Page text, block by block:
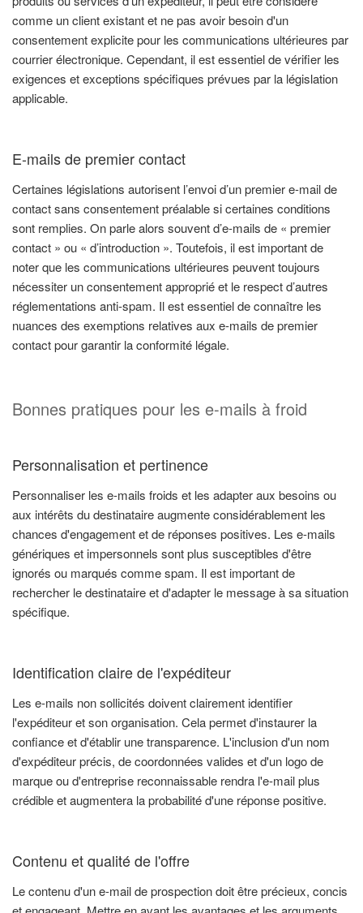
comme un client existant et ne pas avoir besoin d'un
consentement explicite pour les communications ultérieures par
courrier électronique. Cependant, il est essentiel de vérifier les
exigences et exceptions spécifiques prévues par la législation
applicable.
E-mails de premier contact
Certaines législations autorisent l’envoi d’un premier e-mail de
contact sans consentement préalable si certaines conditions
sont remplies. On parle alors souvent d’e-mails de « premier
contact » ou « d’introduction ». Toutefois, il est important de
noter que les communications ultérieures peuvent toujours
nécessiter un consentement approprié et le respect d’autres
réglementations anti-spam. Il est essentiel de connaître les
nuances des exemptions relatives aux e-mails de premier
contact pour garantir la conformité légale.
Bonnes pratiques pour les e-mails à froid
Personnalisation et pertinence
Personnaliser les e-mails froids et les adapter aux besoins ou
aux intérêts du destinataire augmente considérablement les
chances d'engagement et de réponses positives. Les e-mails
génériques et impersonnels sont plus susceptibles d'être
ignorés ou marqués comme spam. Il est important de
rechercher le destinataire et d'adapter le message à sa situation
spécifique.
Identification claire de l'expéditeur
Les e-mails non sollicités doivent clairement identifier
l'expéditeur et son organisation. Cela permet d'instaurer la
confiance et d'établir une transparence. L'inclusion d'un nom
d'expéditeur précis, de coordonnées valides et d'un logo de
marque ou d'entreprise reconnaissable rendra l'e-mail plus
crédible et augmentera la probabilité d'une réponse positive.
Contenu et qualité de l'offre
Le contenu d'un e-mail de prospection doit être précieux, concis